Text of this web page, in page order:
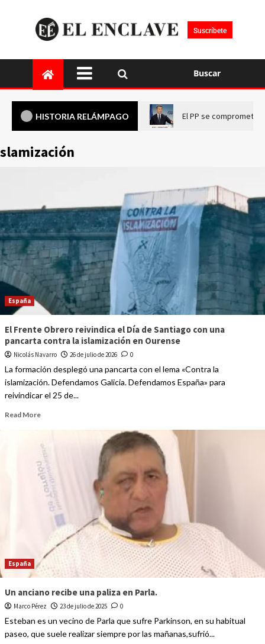
Suscríbete
Buscar
HISTORIA RELÁMPAGO El PP se compromete
España
El Frente Obrero reivindica el Día de Santiago con una
pancarta contra la islamización en Ourense
Nicolás Navarro 26 de julio de 2026 0
La formación desplegó una pancarta con el lema «Contra la
islamización. Defendamos Galicia. Defendamos España» para
reivindicar el 25 de...
Read More
España
Un anciano recibe una paliza en Parla.
Marco Pérez 23 de julio de 2025 0
Esteban es un vecino de Parla que sufre Parkinson, en su habitual
paseo, que suele realizar siempre por las mañanas,sufrió...